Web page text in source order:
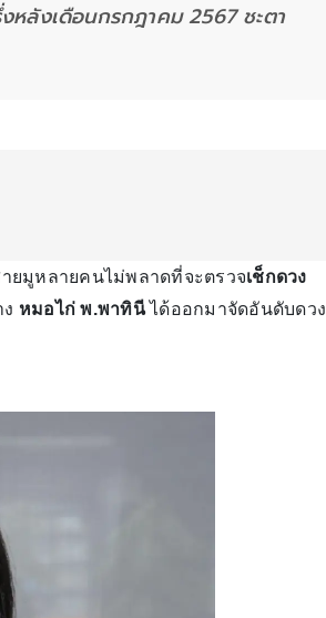
ลังเดือนกรกฎาคม 2567 ชะตา
ายมูหลายคนไม่พลาดที่จะตรวจเช็กดวง
หมอไก่ พ.พาทินีได้ออกมาจัดอันดับดวง